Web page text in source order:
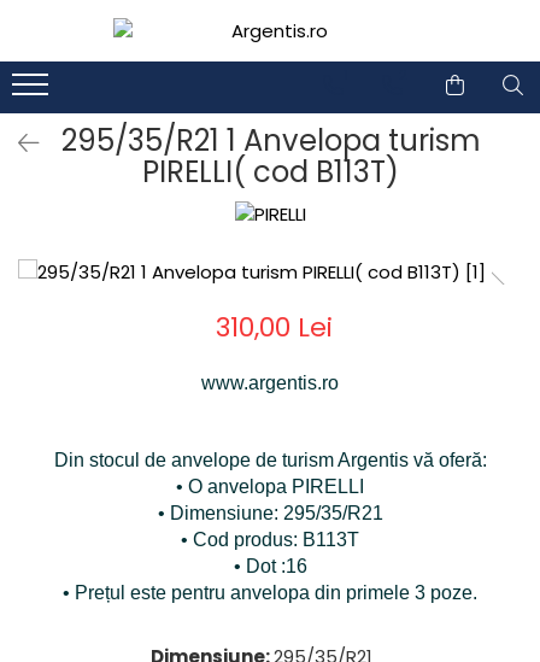
295/35/R21 1 Anvelopa turism
PIRELLI( cod B113T)
310,00 Lei
www.argentis.ro
Din stocul de anvelope de turism Argentis vă oferă:
• O anvelopa PIRELLI
• Dimensiune: 295/35/R21
• Cod produs: B113T
• Dot :16
• Prețul este pentru anvelopa din primele 3 poze.
Dimensiune:295/35/R21